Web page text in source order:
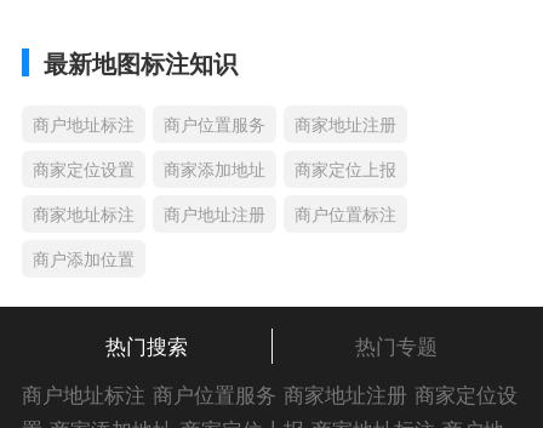
最新地图标注知识
商户地址标注 商户位置服务
商家地址注册
商家定位设置
商家添加地址
商家定位上报
商家地址标注
商户地址注册
商户位置标注
商户添加位置
热门搜索
热门专题
商户地址标注 商户位置服务 商家地址注册 商家定位设